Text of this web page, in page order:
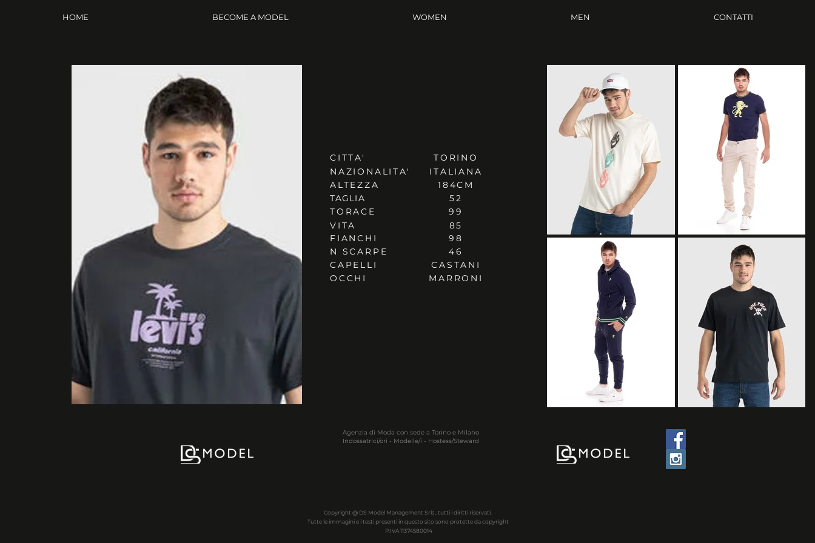
HOME BECOME A MODEL WOMEN MEN CONTATTI
ITALIANA
184CM
52
99
85
98
46
CASTANI
MARRONI
TORINO
NAZIONALITA'
ALTEZZA
TAGLIA
TORACE
VITA
FIANCHI
N SCARPE
CAPELLI
OCCHI
CITTA'
Agenzia di Moda con sede a Torino e Milano
Indossatrici/ori - Modelle/i - Hostess/Steward
Copyright @ DS Model Management Srls , tutti i diritti riservati.
Tutte le immagini e i testi presenti in questo sito sono protette da copyright
P.IVA 11374580014